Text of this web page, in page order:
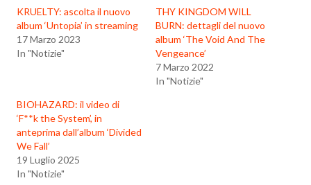
KRUELTY: ascolta il nuovo
album ‘Untopia’ in streaming
17 Marzo 2023
In "Notizie"
THY KINGDOM WILL
BURN: dettagli del nuovo
album ‘The Void And The
Vengeance’
7 Marzo 2022
In "Notizie"
BIOHAZARD: il video di
‘F**k the System’, in
anteprima dall’album ‘Divided
We Fall’
19 Luglio 2025
In "Notizie"